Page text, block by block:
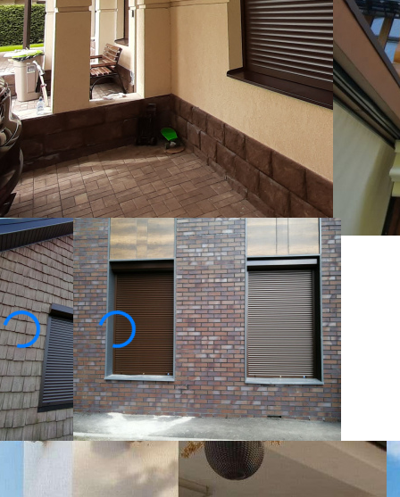
заказчиков, можно удачно и быстро подобрать
в том числе и автоматическим.
-35%
₽
специалиста Купить в 1 клик
Посмотреть образец в шоу-руме